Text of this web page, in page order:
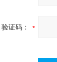
验证码：